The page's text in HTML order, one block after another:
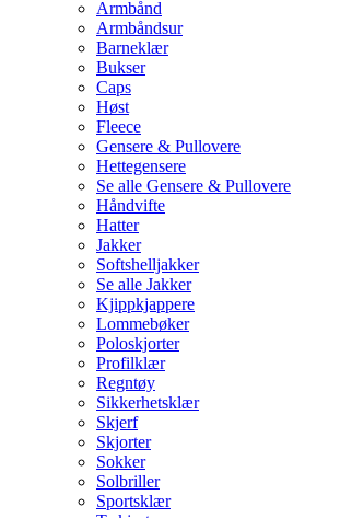
Armbånd
Armbåndsur
Barneklær
Bukser
Caps
Høst
Fleece
Gensere & Pullovere
Hettegensere
Se alle Gensere & Pullovere
Håndvifte
Hatter
Jakker
Softshelljakker
Se alle Jakker
Kjippkjappere
Lommebøker
Poloskjorter
Profilklær
Regntøy
Sikkerhetsklær
Skjerf
Skjorter
Sokker
Solbriller
Sportsklær